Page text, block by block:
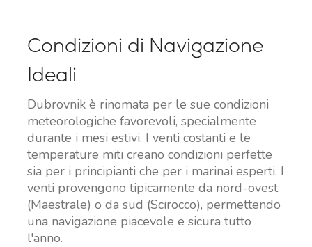
Condizioni di Navigazione
Ideali
Dubrovnik è rinomata per le sue condizioni
meteorologiche favorevoli, specialmente
durante i mesi estivi. I venti costanti e le
temperature miti creano condizioni perfette
sia per i principianti che per i marinai esperti. I
venti provengono tipicamente da nord-ovest
(Maestrale) o da sud (Scirocco), permettendo
una navigazione piacevole e sicura tutto
l'anno.